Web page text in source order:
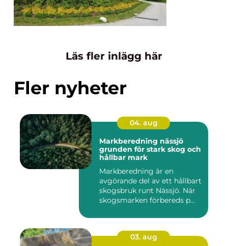
Läs fler inlägg här
Fler nyheter
04. aug
Markberedning nässjö
grunden för stark skog och
hållbar mark
Markberedning är en
avgörande del av ett hållbart
skogsbruk runt Nässjö. När
skogsmarken förbereds p...
03. aug